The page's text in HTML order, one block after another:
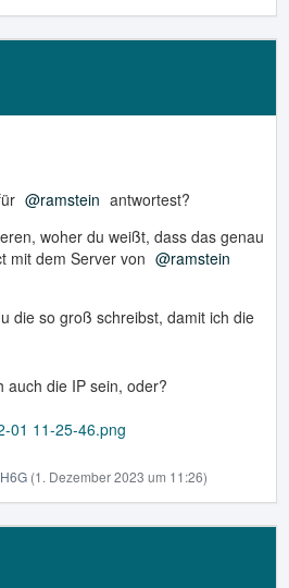
ramstein antwortest?
woher du weißt, dass das genau
mit dem Server von
ramstein
die so groß schreibst, damit ich die
auch die IP sein, oder?
01 11-25-46.png
H6G (1. Dezember 2023 um 11:26)